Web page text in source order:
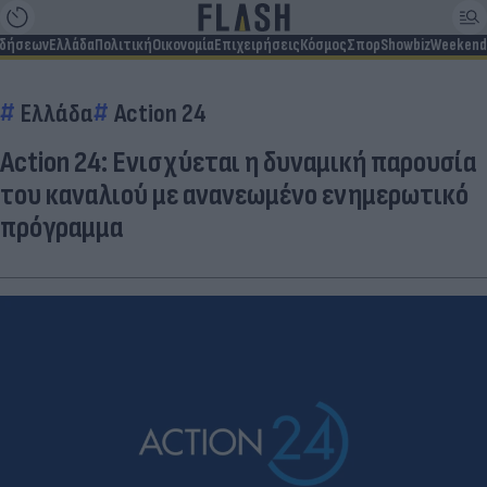
ΕλλάδαΠολιτικήΟικονομίαΕπιχειρήσειςΚόσμοςΣπορShowbizWeekend
Ελλάδα Action 24
Action 24: Ενισχύεται η δυναμική παρουσία
του καναλιού με ανανεωμένο ενημερωτικό
πρόγραμμα